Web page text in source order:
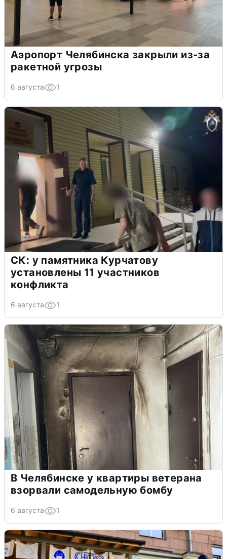
Аэропорт Челябинска закрыли из-за
ракетной угрозы
6 августа 1
СК: у памятника Курчатову
установлены 11 участников
конфликта
6 августа 1
В Челябинске у квартиры ветерана
взорвали самодельную бомбу
6 августа 1